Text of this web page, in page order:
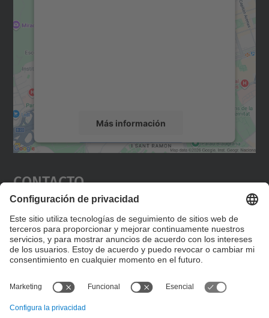
Más información
Aceptar
powered by
Contacto
Editad en la página "Contacto personalizado", que
encontraréis en la raíz de español, vuestros datos
personalizados de contacto.
Formulario de contacto